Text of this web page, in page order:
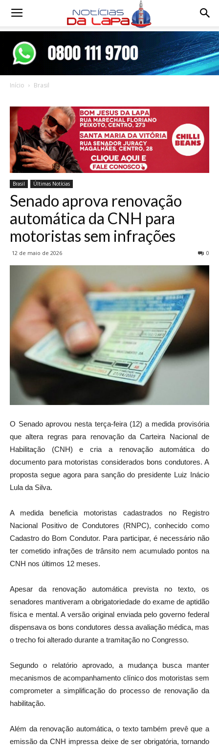
Notícias
Início Brasil
Brasil Últimas Notícias
Senado aprova renovação
automática da CNH para
motoristas sem infrações
12 de maio de 2026 0
O Senado aprovou nesta terça-feira (12) a medida provisória
que altera regras para renovação da Carteira Nacional de
Habilitação (CNH) e cria a renovação automática do
documento para motoristas considerados bons condutores. A
proposta segue agora para sanção do presidente Luiz Inácio
Lula da Silva.
A medida beneficia motoristas cadastrados no Registro
Nacional Positivo de Condutores (RNPC), conhecido como
Cadastro do Bom Condutor. Para participar, é necessário não
ter cometido infrações de trânsito nem acumulado pontos na
CNH nos últimos 12 meses.
Apesar da renovação automática prevista no texto, os
senadores mantiveram a obrigatoriedade do exame de aptidão
física e mental. A versão original enviada pelo governo federal
dispensava os bons condutores dessa avaliação médica, mas
o trecho foi alterado durante a tramitação no Congresso.
Segundo o relatório aprovado, a mudança busca manter
mecanismos de acompanhamento clínico dos motoristas sem
comprometer a simplificação do processo de renovação da
habilitação.
Além da renovação automática, o texto também prevê que a
emissão da CNH impressa deixe de ser obrigatória, tornando